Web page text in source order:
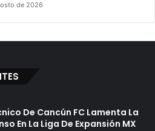
de 2026
De Cancún FC Lamenta La
En La Liga De Expansión MX